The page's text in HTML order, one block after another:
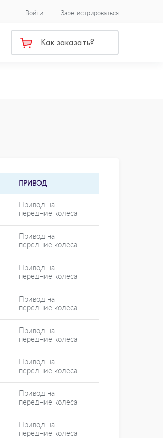
Войти Зарегистрироваться
Как заказать?
ПРИВОД
Привод на
передние колеса
Привод на
передние колеса
Привод на
передние колеса
Привод на
передние колеса
Привод на
передние колеса
Привод на
передние колеса
Привод на
передние колеса
Привод на
передние колеса